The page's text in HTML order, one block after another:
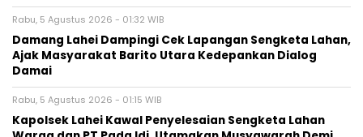
Rabu, 5 Agustus 2026 - 01:32 WIB
Damang Lahei Dampingi Cek Lapangan Sengketa Lahan,
Ajak Masyarakat Barito Utara Kedepankan Dialog
Damai
Rabu, 5 Agustus 2026 - 01:15 WIB
Kapolsek Lahei Kawal Penyelesaian Sengketa Lahan